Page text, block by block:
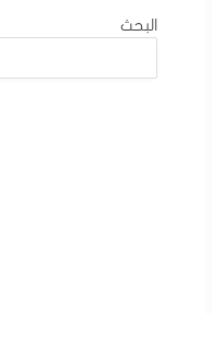
البحث